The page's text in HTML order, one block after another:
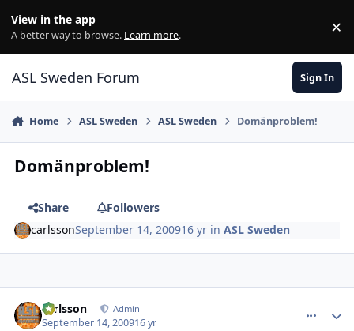
View in the app
A better way to browse. Learn more. ×
ASL Sweden Forum Sign In
Home ASL Sweden ASL Sweden Domänproblem!
Domänproblem!
Share
Followers
carlssonSeptember 14, 200916 yr inASL Sweden
carlsson Admin
September 14, 200916 yr